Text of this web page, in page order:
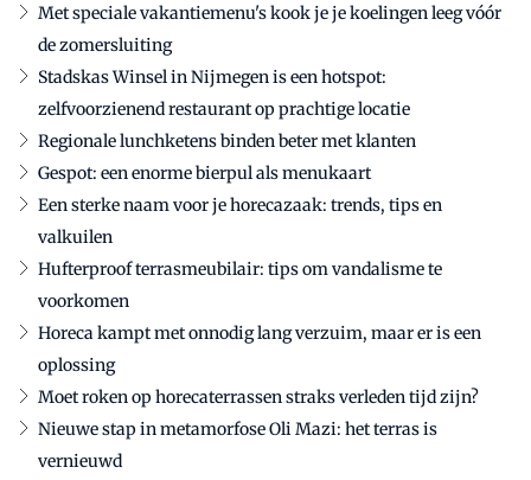
Met speciale vakantiemenu's kook je je koelingen leeg vóór
de zomersluiting
Stadskas Winsel in Nijmegen is een hotspot:
zelfvoorzienend restaurant op prachtige locatie
Regionale lunchketens binden beter met klanten
Gespot: een enorme bierpul als menukaart
Een sterke naam voor je horecazaak: trends, tips en
valkuilen
Hufterproof terrasmeubilair: tips om vandalisme te
voorkomen
Horeca kampt met onnodig lang verzuim, maar er is een
oplossing
Moet roken op horecaterrassen straks verleden tijd zijn?
Nieuwe stap in metamorfose Oli Mazi: het terras is
vernieuwd